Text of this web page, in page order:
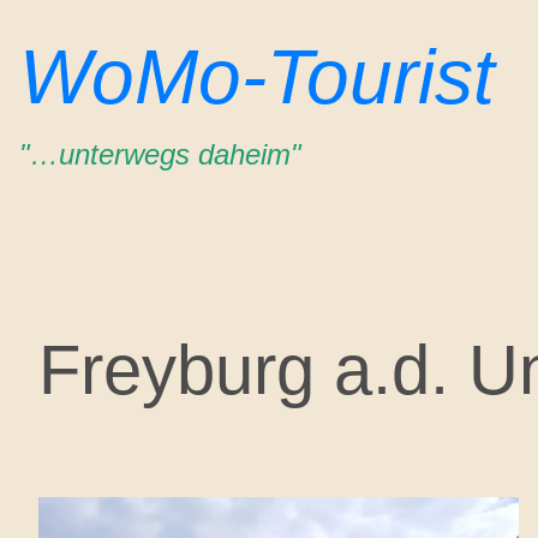
Inhalt
springen
WoMo-Tourist
"…unterwegs daheim"
Freyburg a.d.